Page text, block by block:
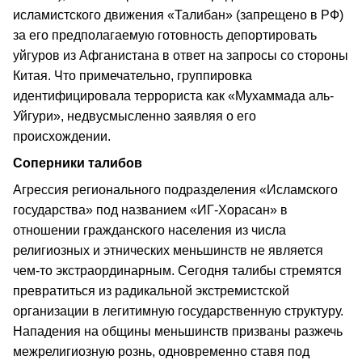
исламистского движения «Талибан» (запрещено в РФ)
за его предполагаемую готовность депортировать
уйгуров из Афганистана в ответ на запросы со стороны
Китая. Что примечательно, группировка
идентифицировала террориста как «Мухаммада аль-
Уйгури», недвусмысленно заявляя о его
происхождении.
Соперники талибов
Агрессия регионального подразделения «Исламского
государства» под названием «ИГ-Хорасан» в
отношении гражданского населения из числа
религиозных и этнических меньшинств не является
чем-то экстраординарным. Сегодня талибы стремятся
превратиться из радикальной экстремистской
организации в легитимную государственную структуру.
Нападения на общины меньшинств призваны разжечь
межрелигиозную рознь, одновременно ставя под